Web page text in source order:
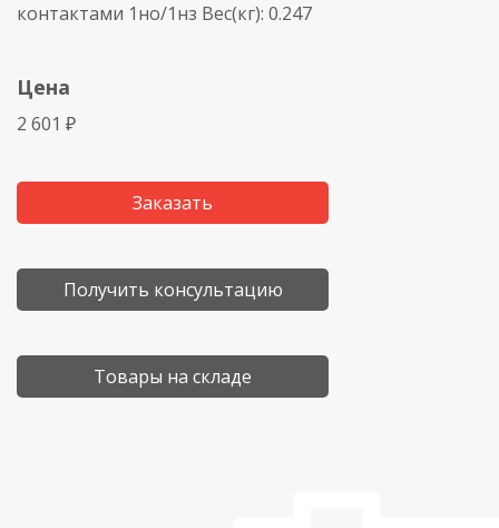
контактами 1нo/1нз Вес(кг): 0.247
Цена
2 601 ₽
Заказать
Получить консультацию
Товары на складе